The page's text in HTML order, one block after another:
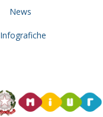
News
Infografiche